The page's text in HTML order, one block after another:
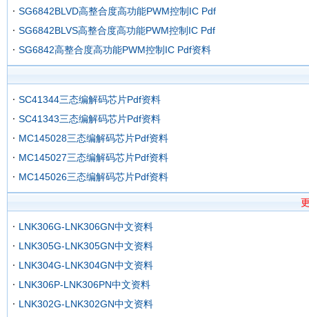
SG6842BLVD高整合度高功能PWM控制IC Pdf
SG6842BLVS高整合度高功能PWM控制IC Pdf
SG6842高整合度高功能PWM控制IC Pdf资料
SC41344三态编解码芯片Pdf资料
SC41343三态编解码芯片Pdf资料
MC145028三态编解码芯片Pdf资料
MC145027三态编解码芯片Pdf资料
MC145026三态编解码芯片Pdf资料
LNK306G-LNK306GN中文资料
LNK305G-LNK305GN中文资料
LNK304G-LNK304GN中文资料
LNK306P-LNK306PN中文资料
LNK302G-LNK302GN中文资料